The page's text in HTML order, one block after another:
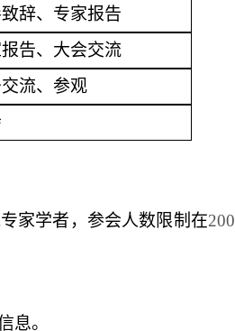
辞、专家报告
告、大会交流
流、参观
家学者，参会人数限制在200
息。